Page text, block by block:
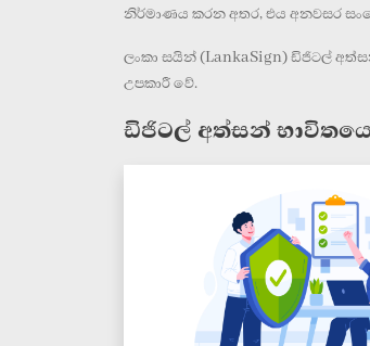
නිර්මාණය කරන අතර, එය අනවසර
ලංකා සයින් (LankaSign) ඩිජිටල්
උපකාරී වේ.
ඩිජිටල් අත්සන්